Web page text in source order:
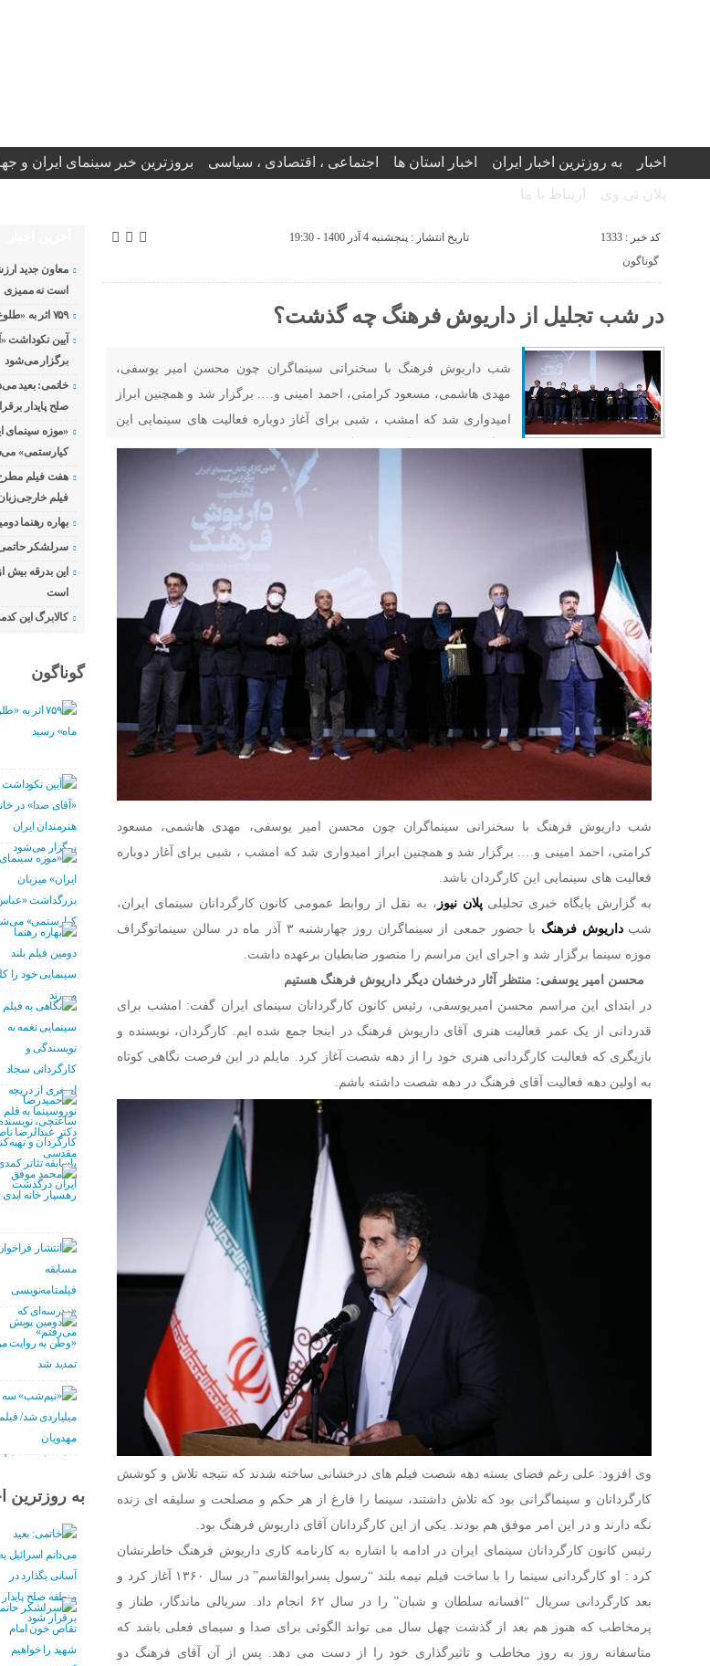
اخبار به روزترین اخبار ایران اخبار استان ها اجتماعی ، اقتصادی ، سیاسی بروزترین خبر سینمای ایران و
پلان تی وی ارتباط با ما
کد خبر : 1333
تاریخ انتشار : پنجشنبه 4 آذر 1400 - 19:30
گوناگون
در شب تجلیل از داریوش فرهنگ چه گذشت؟
شب داریوش فرهنگ با سخنرانی سینماگران چون محسن امیر یوسفی،
مهدی هاشمی، مسعود کرامتی، احمد امینی و…. برگزار شد و همچنین ابراز
امیدواری شد که امشب ، شبی برای آغاز دوباره فعالیت های سینمایی این
عمومی کانون کارگردانان سینمای ایران، شب داریوش فرهنگ با
شب داریوش فرهنگ با سخنرانی سینماگران چون محسن امیر یوسفی، مهدی هاشمی، مسعود
کرامتی، احمد امینی و…. برگزار شد و همچنین ابراز امیدواری شد که امشب ، شبی برای آغاز دوباره
فعالیت های سینمایی این کارگردان باشد.
به گزارش پایگاه خبری تحلیلیپلان نیوز ، به نقل از روابط عمومی کانون کارگردانان سینمای ایران،
شب داریوش فرهنگ
با حضور جمعی از سینماگران روز چهارشنبه ۳ آذر ماه در سالن سینماتوگراف
موزه سینما برگزار شد و اجرای این مراسم را منصور ضابطیان برعهده داشت.
محسن امیر یوسفی: منتظر آثار درخشان دیگر داریوش فرهنگ هستیم
در ابتدای این مراسم محسن امیریوسفی، رئیس کانون کارگردانان سینمای ایران گفت: امشب برای
قدردانی از یک عمر فعالیت هنری آقای داریوش فرهنگ در اینجا جمع شده ایم. کارگردان، نویسنده و
بازیگری که فعالیت کارگردانی هنری خود را از دهه شصت آغاز کرد. مایلم در این فرصت نگاهی کوتاه
به اولین دهه فعالیت آقای فرهنگ در دهه شصت داشته باشم.
وی افزود: علی رغم فضای بسته دهه شصت فیلم های درخشانی ساخته شدند که نتیجه تلاش و کوشش
کارگردانان و سینماگرانی بود که تلاش داشتند، سینما را فارغ از هر حکم و مصلحت و سلیقه ای زنده
نگه دارند و در این امر موفق هم بودند. یکی از این کارگردانان آقای داریوش فرهنگ بود.
رئیس کانون کارگردانان سینمای ایران در ادامه با اشاره به کارنامه کاری داریوش فرهنگ خاطرنشان
کرد : او کارگردانی سینما را با ساخت فیلم نیمه بلند “رسول پسرابوالقاسم” در سال ۱۳۶۰ آغاز کرد و
بعد کارگردانی سریال “افسانه سلطان و شبان” را در سال ۶۲ انجام داد. سریالی ماندگار، طناز و
پرمخاطب که هنوز هم بعد از گذشت چهل سال می تواند الگوئی برای صدا و سیمای فعلی باشد که
متاسفانه روز به روز مخاطب و تاثیرگذاری خود را از دست می دهد. پس از آن آقای فرهنگ دو
معاون جدید
است نه ممیزی
۷۵۹ اثر به «طلوع ماه» رسید
آیین نکوداشت
برگزار می‌شود
خاتمی: بعید
صلح پایدار
«موزه سینمای
کیارستمی»
هفت فیلم مطرح
فیلم
بهاره رهنما
سرلشکر
این بدرقه بیش
است
کالابرگ این
گوناگون
به روزترین